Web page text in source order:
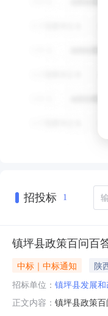
招投标 1
镇坪县政策百问百
中标｜中标通知
陕
招标单位： 镇坪县发展
正文内容： 镇坪县政策